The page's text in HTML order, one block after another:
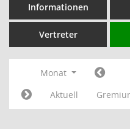
Informationen
Vertreter
Monat
Aktuell